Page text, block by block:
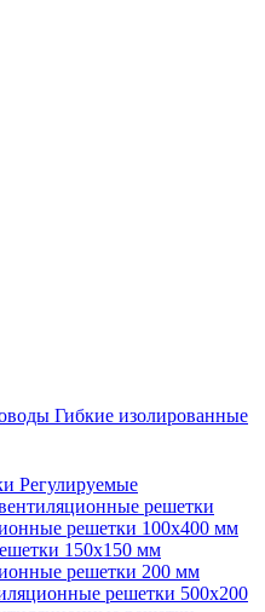
Гибкие изолированные
Регулируемые
решетки
решетки 100х400 мм
150х150 мм
решетки 200 мм
решетки 500х200